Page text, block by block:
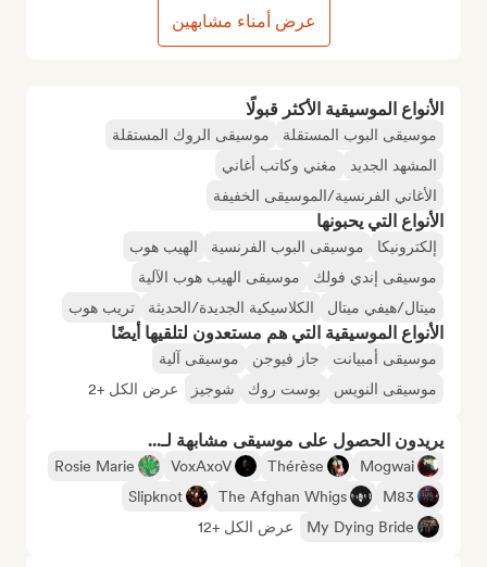
الأنواع الموسيقية الأكثر قبولًا
موسيقى البوب المستقلة
موسيقى الروك المستقلة
المشهد الجديد
مغني وكاتب أغاني
الأغاني الفرنسية/الموسيقى الخفيفة
الأنواع التي يحبونها
إلكترونيكا موسيقى البوب الفرنسية
الهيب هوب
موسيقى إندي فولك
موسيقى الهيب هوب الآلية
ميتال/هيفي ميتال
الكلاسيكية الجديدة/الحديثة تريب هوب
الأنواع الموسيقية التي هم مستعدون لتلقيها أيضًا
موسيقى أمبيانت جاز فيوجن
موسيقى آلية
موسيقى النويس
بوست روك شوجيز عرض الكل +2
يريدون الحصول على موسيقى مشابهة لـ...
Mogwai
Thérèse
VoxAxoV
Rosie Marie
M83
The Afghan Whigs
Slipknot
My Dying Bride
عرض الكل +12
عرض أمناء مشابهين